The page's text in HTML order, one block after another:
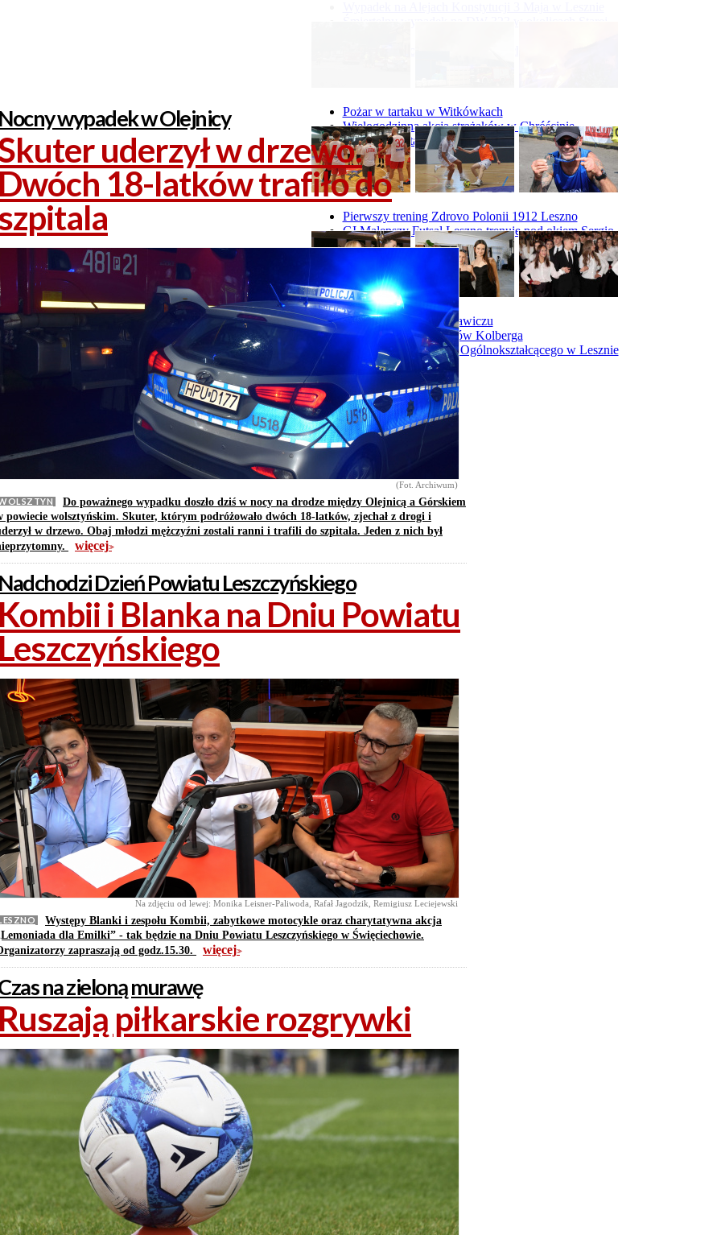
Pożar w tartaku w Witkówkach
Wielogodzinna akcja strażaków w Chróścinie
Pożar hali tartaku w Racocie
Pierwszy trening Zdrovo Polonii 1912 Leszno
GI Malepszy Futsal Leszno trenuje pod okiem Sergio
Nevesa
Poniecka 10-tka
Studniówka I LO w Rawiczu
Studniówka maturzystów Kolberga
Studniówka II Liceum Ogólnokształcącego w Lesznie
wypadek w Olejnicy
uderzył w drzewo.
18-latków trafiło do
(Fot. Archiwum)
Do poważnego wypadku doszło dziś w nocy na drodze między Olejnicą a Górskiem
powiecie wolsztyńskim. Skuter, którym podróżowało dwóch 18-latków, zjechał z drogi i
w drzewo. Obaj młodzi mężczyźni zostali ranni i trafili do szpitala. Jeden z nich był
więcej>>
Dzień Powiatu Leszczyńskiego
i Blanka na Dniu Powiatu
Na zdjęciu od lewej: Monika Leisner-Paliwoda, Rafał Jagodzik, Remigiusz Leciejewski
Występy Blanki i zespołu Kombii, zabytkowe motocykle oraz charytatywna akcja
dla Emilki” - tak będzie na Dniu Powiatu Leszczyńskiego w Święciechowie.
zapraszają od godz.15.30.
więcej>>
na zieloną murawę
piłkarskie rozgrywki